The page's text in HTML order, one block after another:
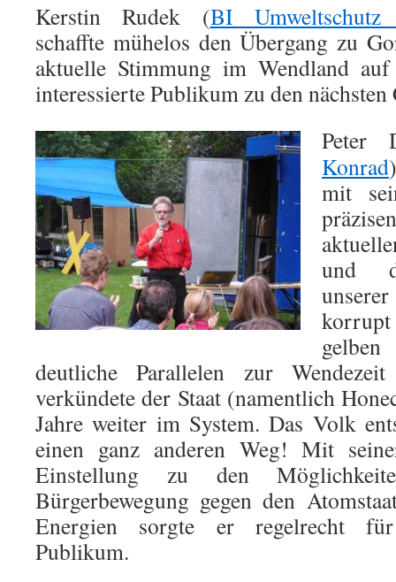
Kerstin Rudek (BI Umweltschutz
schaffte mühelos den Übergang zu
aktuelle Stimmung im Wendland
interessierte Publikum zu den
Peter
Konrad
mit
und
deutliche Parallelen zur
verkündete der Staat (namentlich
Jahre weiter im System. Das Volk
einen ganz anderen Weg! Mit
Einstellung zu den
Bürgerbewegung gegen den
Energien sorgte er regelrecht
Publikum.